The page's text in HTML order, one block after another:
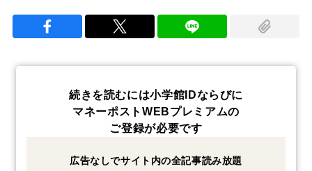
続きを読むには小学館IDならびに
マネーポストWEBプレミアムの
ご登録が必要です
広告なしでサイト内の全記事読み放題